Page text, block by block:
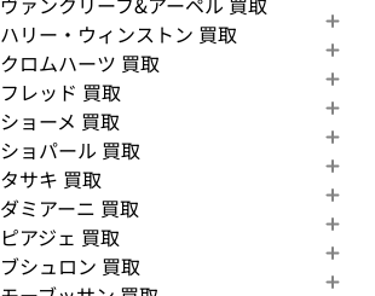
ハリー・ウィンストン 買取
クロムハーツ 買取
フレッド 買取
ショーメ 買取
ショパール 買取
タサキ 買取
ダミアーニ 買取
ピアジェ 買取
ブシュロン 買取